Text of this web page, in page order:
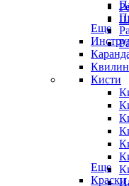
Еще
Кисти
Еще
Краски